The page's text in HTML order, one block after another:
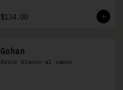
$134.00
Gohan
Arroz blanco al vapor